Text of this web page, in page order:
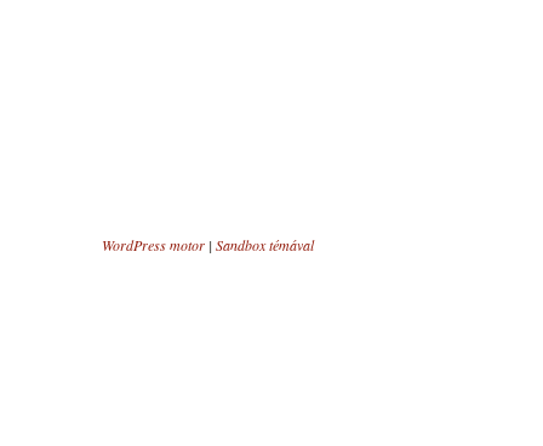
WordPress motor | Sandbox témával